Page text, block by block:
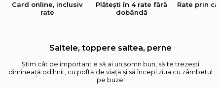
Card online, inclusiv
rate
Plătești în 4 rate fără
dobândă
Rate prin
Saltele, toppere saltea, perne
Știm cât de important e să ai un somn bun, să te trezești
dimineață odihnit, cu poftă de viață și să începi ziua cu zâmbetul
pe buze!